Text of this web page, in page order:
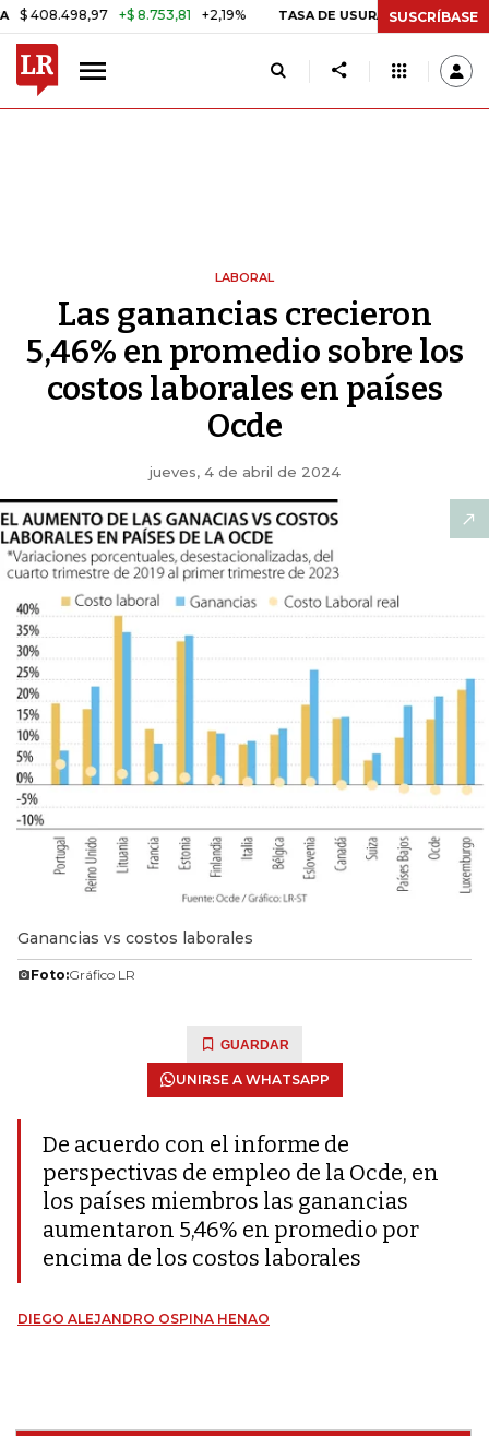
+$ 8.753,81 +2,19% TASA DE USURA CRÉDITO CONSUMO
SUSCRÍBASE
LABORAL
Las ganancias crecieron
5,46% en promedio sobre los
costos laborales en países
Ocde
jueves, 4 de abril de 2024
Ganancias vs costos laborales
Foto:Gráfico LR
GUARDAR
UNIRSE A WHATSAPP
De acuerdo con el informe de
perspectivas de empleo de la Ocde, en
los países miembros las ganancias
aumentaron 5,46% en promedio por
encima de los costos laborales
DIEGO ALEJANDRO OSPINA HENAO